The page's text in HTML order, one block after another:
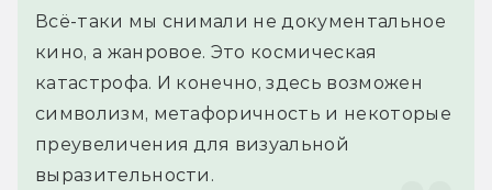
Всё-таки мы снимали не документальное
кино, а жанровое. Это космическая
катастрофа. И конечно, здесь возможен
символизм, метафоричность и некоторые
преувеличения для визуальной
выразительности.